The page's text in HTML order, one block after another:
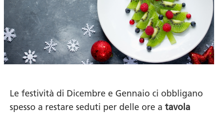
Le festività di Dicembre e Gennaio ci obbligano
spesso a restare seduti per delle ore a tavola